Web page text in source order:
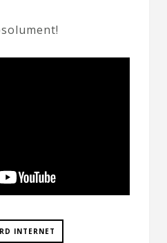
INTERNET